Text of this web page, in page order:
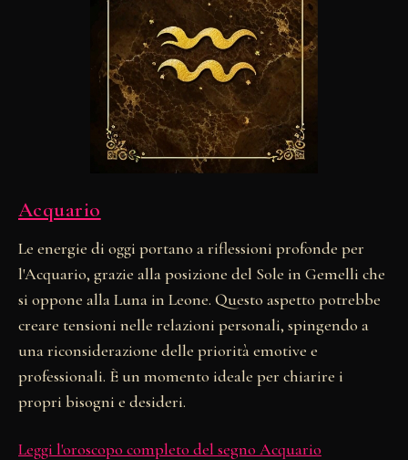
Acquario
Le energie di oggi portano a riflessioni profonde per
l'Acquario, grazie alla posizione del Sole in Gemelli che
si oppone alla Luna in Leone. Questo aspetto potrebbe
creare tensioni nelle relazioni personali, spingendo a
una riconsiderazione delle priorità emotive e
professionali. È un momento ideale per chiarire i
propri bisogni e desideri.
Leggi l'oroscopo completo del segno Acquario